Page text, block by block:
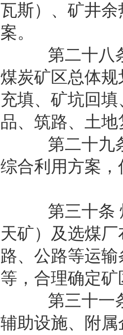
瓦斯）、矿井
案。
第二十八条
煤炭矿区总体
充填、矿坑回
品、筑路、土
第二十九条
综合利用方案
第三十条 煤
天矿）及选煤
路、公路等运
等，合理确定
第三十一条
辅助设施、附